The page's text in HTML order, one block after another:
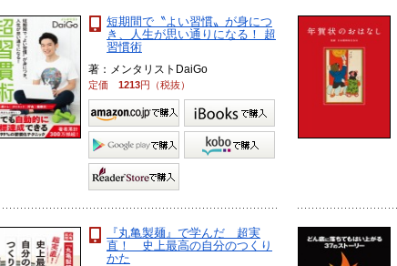
短期間で〝よい習慣〟が身につ
き、人生が思い通りになる！ 超
習慣術
著：メンタリストDaiGo
定価 1213円（税抜）
『丸亀製麺』で学んだ 超実
直！ 史上最高の自分のつくり
かた